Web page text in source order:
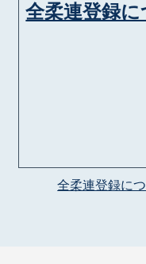
全柔連登録に
全柔連登録に